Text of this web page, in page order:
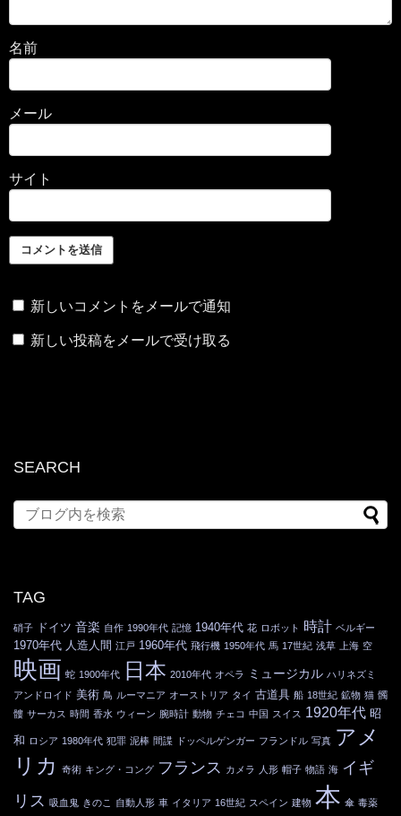
名前
メール
サイト
新しいコメントをメールで通知
新しい投稿をメールで受け取る
SEARCH
TAG
硝子 ドイツ 音楽 自作 1990年代 記憶 1940年代 花 ロボット 時計 ベルギー
1970年代 人造人間 江戸 1960年代 飛行機 1950年代 馬 17世紀 浅草 上海 空
映画 蛇 1900年代 日本 2010年代 オペラ ミュージカル ハリネズミ
アンドロイド 美術 鳥 ルーマニア オーストリア タイ 古道具 船 18世紀 鉱物 猫 髑
髏 サーカス 時間 香水 ウィーン 腕時計 動物 チェコ 中国 スイス 1920年代 昭
和 ロシア 1980年代 犯罪 泥棒 間諜 ドッペルゲンガー フランドル 写真 アメ
リカ
奇術 キング・コング フランス カメラ 人形 帽子 物語 海 イギ
リス 吸血鬼 きのこ 自動人形 車 イタリア 16世紀 スペイン 建物 本 傘 毒薬